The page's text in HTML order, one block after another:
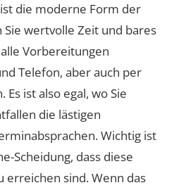
ist die moderne Form der
Sie wertvolle Zeit und bares
Vorbereitungen
Telefon, aber auch per
ist also egal, wo Sie
die lästigen
Wichtig ist
Scheidung, dass diese
sind. Wenn das